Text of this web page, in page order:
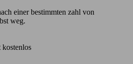
einer bestimmten zahl von
weg.